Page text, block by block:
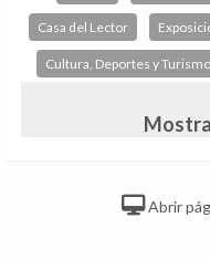
Casa del Lector
Cultura, Deportes y Turismo
Abrir